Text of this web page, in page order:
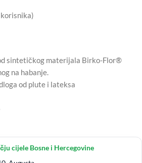
sintetičkog materijala Birko-Flor®
na habanje.
od plute i lateksa
cijele Bosne i Hercegovine